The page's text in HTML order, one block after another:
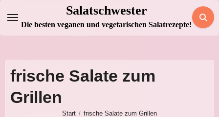
Inhalt
springen
Salatschwester
Die besten veganen und vegetarischen Salatrezepte!
frische Salate zum
Grillen
Start frische Salate zum Grillen